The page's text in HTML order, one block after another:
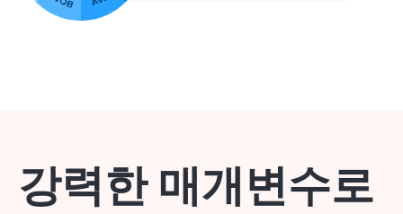
강력한 매개변수로